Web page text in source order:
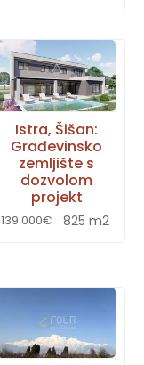
Istra, Šišan:
Građevinsko
zemljište s
dozvolom
projekt
139.000€ 825 m2